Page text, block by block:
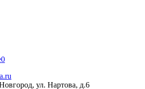
0
ул. Нартова, д.6